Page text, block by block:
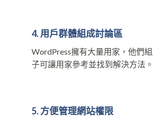
4. 用戶群體組成討論區
WordPress擁有大量用家，他們
子可讓用家參考並找到解決方法。
5. 方便管理網站權限